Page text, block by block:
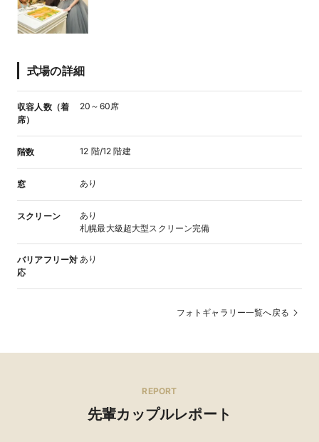
式場の詳細
収容人数（着
席）
20～60席
階数 12 階/12 階建
窓 あり
スクリーン
あり
札幌最大級超大型スクリーン完備
バリアフリー対
応
あり
フォトギャラリー一覧へ戻る
REPORT
先輩カップルレポート